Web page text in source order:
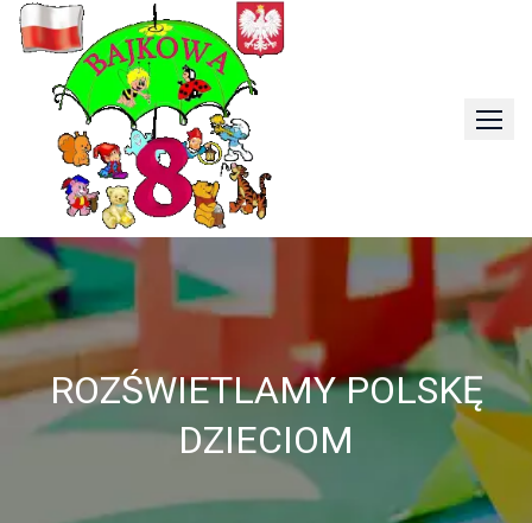
Skip
ROZŚWIETLAMY POLSKĘ
DZIECIOM